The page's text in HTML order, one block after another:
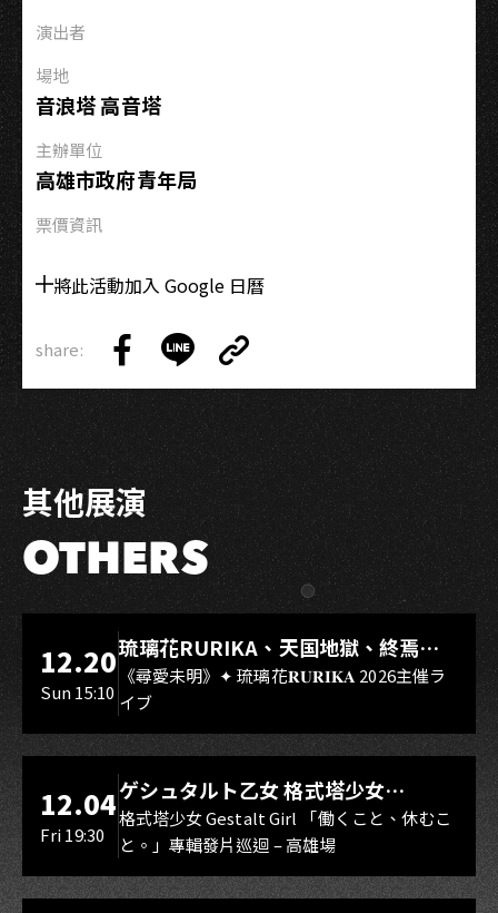
夫
現
場
即
節
演出者
場地
音浪塔 高音塔
主辦單位
高雄市政府青年局
票價資訊
將此活動加入 Google 日曆
share:
on
Facebook
on
LINE
Link
Copy
Link
其他展演
OTHERS
LIVE WAREHOUSE 小庫
12.20
Sun 15:10
琉璃花RURIKA、天国地獄、終焉
Rebirth、DUALIA、無我夢中、花奏
スマイル（O.A.）
《尋愛未明》✦ 琉璃花𝐑𝐔𝐑𝐈𝐊𝐀 2026主催ラ
イブ
LIVE WAREHOUSE 小庫
12.04
Fri 19:30
ゲシュタルト乙女 格式塔少女
Gestalt Girl
格式塔少女 Gestalt Girl 「働くこと、休むこ
と。」專輯發片巡迴 – 高雄場